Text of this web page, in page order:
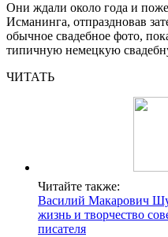
Они ждали около года и
Исманинга, отпраздновав
обычное свадебное фото,
типичную немецкую
ЧИТАТЬ
Читайте также:
Василий Макарович
жизнь и творчество
писателя